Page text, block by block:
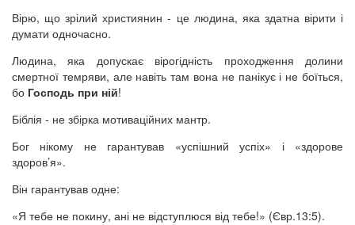
Вірю, що зрілий християнин - це людина, яка здатна вірити і
думати одночасно.
Людина, яка допускає вірогідність проходження долини
смертної темряви, але навіть там вона не панікує і не боїться,
бо Господь при ній!
Біблія - не збірка мотиваційних мантр.
Бог нікому не гарантував «успішний успіх» і «здорове
здоров’я».
Він гарантував одне:
«Я тебе не покину, ані не відступлюся від тебе!» (Євр.13:5).